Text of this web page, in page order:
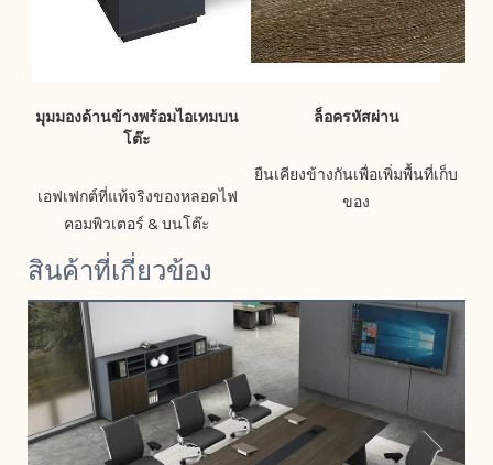
มุมมองด้านข้างพร้อมไอเทมบน
เอฟเฟกต์ที่แท้จริงของหลอดไฟ
ล็อครหัสผ่าน
ยืนเคียงข้างกันเพื่อเพิ่มพื้นที่เก็บ
สินค้าที่เกี่ยวข้อง